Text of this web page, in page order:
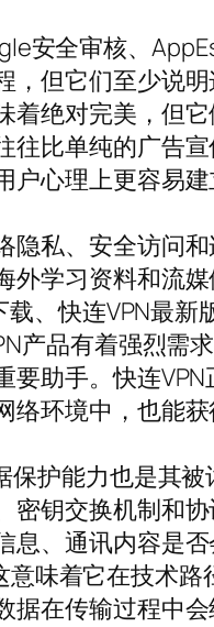
安全审核、
，但它们至少说
绝对完美，但
往比单纯的广告
心理上更容易建
隐私、安全访问
外学习资料和流
、快连VPN最
产品有着强烈需
要助手。快连
环境中，也能获
护能力也是其
密钥交换机制和
、通讯内容是
意味着它在技术
据在传输过程中